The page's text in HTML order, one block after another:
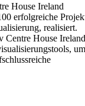
House Ireland
erfolgreiche
realisiert.
Centre House Ireland
um